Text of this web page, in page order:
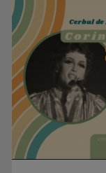
Serialul „Toate
aventură, la TVR 2